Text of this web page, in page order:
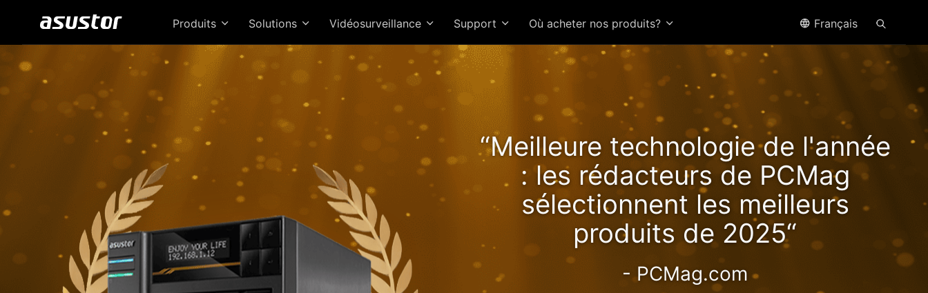
Produits Solutions Vidéosurveillance Support Où acheter nos produits? Français
“Meilleure technologie de l'année
: les rédacteurs de PCMag
sélectionnent les meilleurs
produits de 2025“
- PCMag.com
Le Lockerstor 24R Pro Gen2 offre
des performances croissantes
avec Ryzen !
NAS 2.5GbE haute valeur